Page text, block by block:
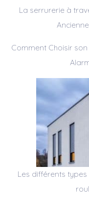
La serrurerie à
Comment Choisir
Les différents